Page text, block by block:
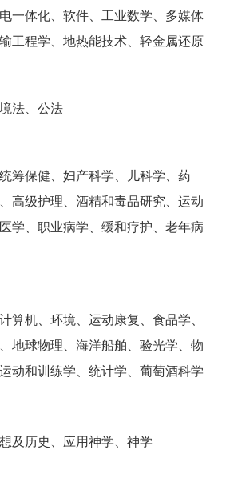
一体化、软件、工业数学、多媒体
工程学、地热能技术、轻金属还原
法、公法
筹保健、妇产科学、儿科学、药
高级护理、酒精和毒品研究、运动
学、职业病学、缓和疗护、老年病
算机、环境、运动康复、食品学、
地球物理、海洋船舶、验光学、物
动和训练学、统计学、葡萄酒科学
及历史、应用神学、神学